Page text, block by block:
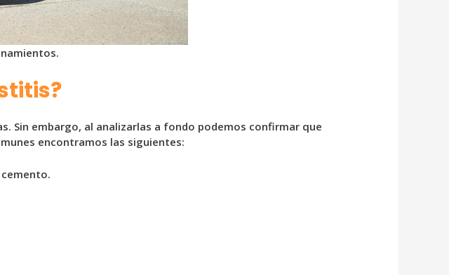
Sin embargo, al analizarlas a fondo podemos confirmar que
encontramos las siguientes: